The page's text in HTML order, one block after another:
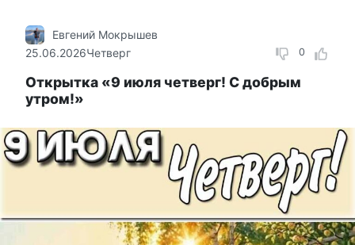
0
Евгений Мокрышев
25.06.2026Четверг
Открытка «9 июля четверг! С добрым
утром!»